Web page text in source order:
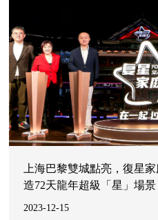
上海巴黎雙城點亮，復星
造72天龍年超級「星」場景
2023-12-15